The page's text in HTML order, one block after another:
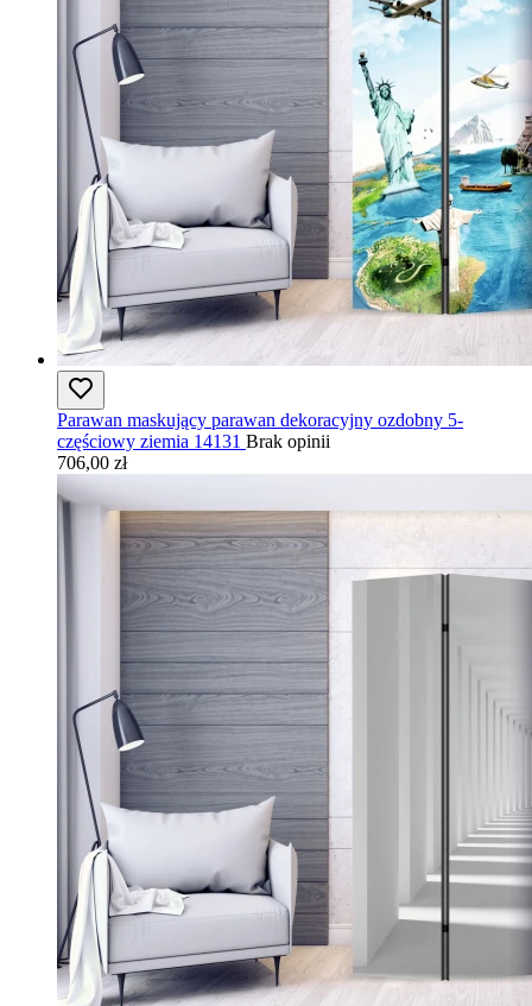
Parawan maskujący parawan dekoracyjny ozdobny 5-
częściowy ziemia 14131 Brak opinii
706,00 zł